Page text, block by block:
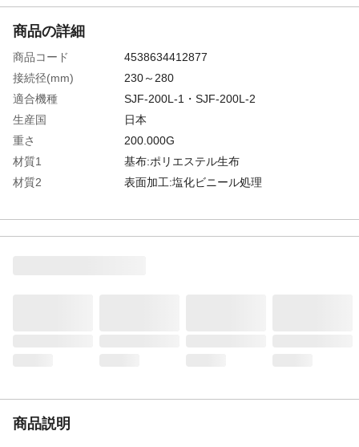
商品の詳細
商品コード
4538634412877
接続径(mm)
230～280
適合機種
SJF-200L-1・SJF-200L-2
生産国
日本
重さ
200.000G
材質1
基布:ポリエステル生布
材質2
表面加工:塩化ビニール処理
商品説明